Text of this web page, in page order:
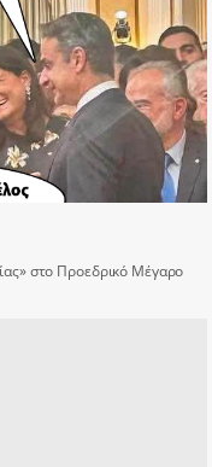
στο Προεδρικό Μέγαρο